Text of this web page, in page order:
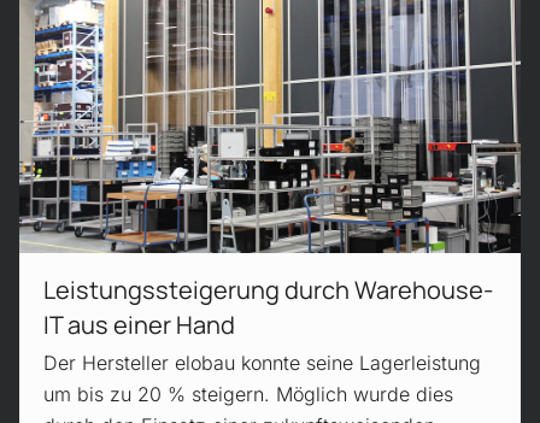
Leistungssteigerung durch Warehouse-
IT aus einer Hand
Der Hersteller elobau konnte seine Lagerleistung
um bis zu 20 % steigern. Möglich wurde dies